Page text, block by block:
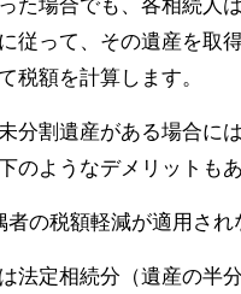
た場合でも、各相続人
従って、その遺産を取
税額を計算します。
分割遺産がある場合に
のようなデメリットもあ
者の税額軽減が適用され
法定相続分（遺産の半